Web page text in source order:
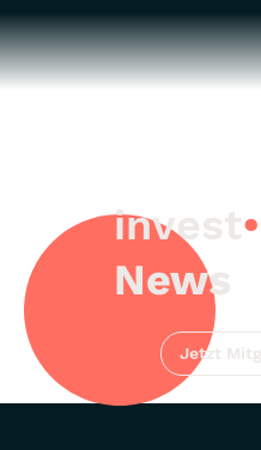
invest•
News
Jetzt